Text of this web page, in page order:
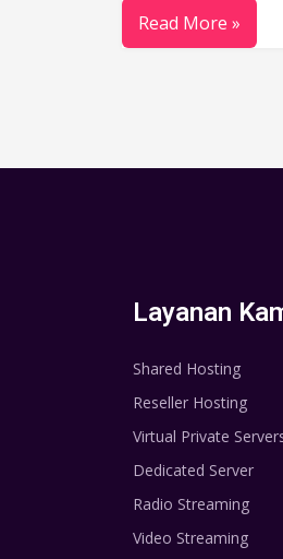
Read More »
Layanan
Shared Hosting
Reseller Hosting
Virtual Private
Dedicated Server
Radio Streaming
Video Streaming